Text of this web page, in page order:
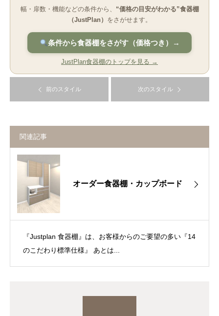
幅・扉数・機能などの条件から、 “価格の目安がわかる”食器棚
（JustPlan） をさがせます。
条件から食器棚をさがす（価格つき）→
JustPlan食器棚のトップを見る →
前のスタイル 次のスタイル
関連記事
オーダー食器棚・カップボード
『Justplan 食器棚』は、お客様からのご要望の多い『14
のこだわり標準仕様』 あとは...